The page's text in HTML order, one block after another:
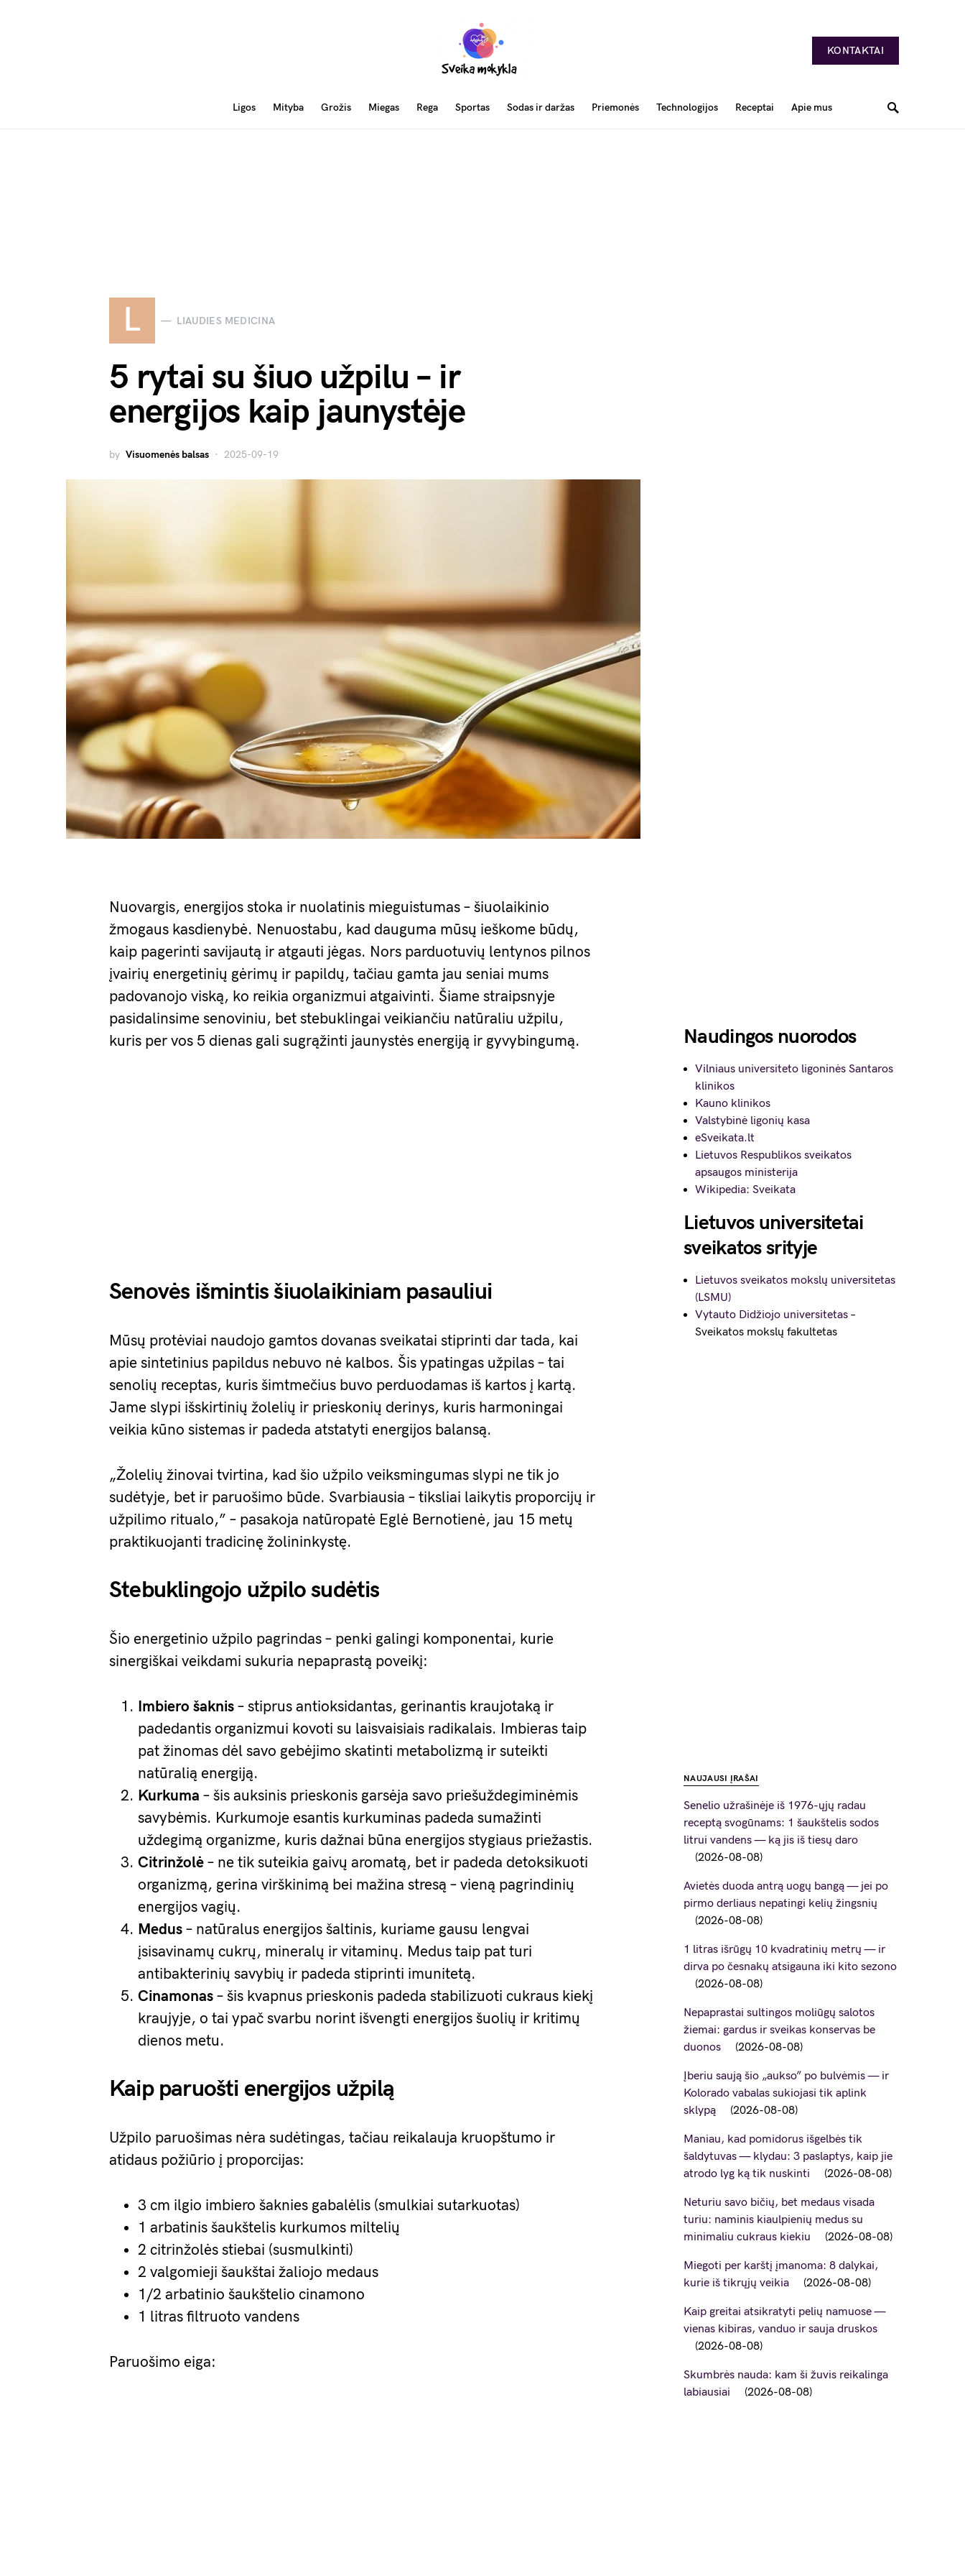
KONTAKTAI
Ligos Mityba Grožis Miegas Rega Sportas Sodas ir daržas Priemonės Technologijos Receptai Apie mus
L LIAUDIES MEDICINA
5 rytai su šiuo užpilu – ir
energijos kaip jaunystėje
by Visuomenės balsas 2025-09-19
Nuovargis, energijos stoka ir nuolatinis mieguistumas – šiuolaikinio
žmogaus kasdienybė. Nenuostabu, kad dauguma mūsų ieškome būdų,
kaip pagerinti savijautą ir atgauti jėgas. Nors parduotuvių lentynos pilnos
įvairių energetinių gėrimų ir papildų, tačiau gamta jau seniai mums
padovanojo viską, ko reikia organizmui atgaivinti. Šiame straipsnyje
pasidalinsime senoviniu, bet stebuklingai veikiančiu natūraliu užpilu,
kuris per vos 5 dienas gali sugrąžinti jaunystės energiją ir gyvybingumą.
Senovės išmintis šiuolaikiniam pasauliui
Mūsų protėviai naudojo gamtos dovanas sveikatai stiprinti dar tada, kai
apie sintetinius papildus nebuvo nė kalbos. Šis ypatingas užpilas – tai
senolių receptas, kuris šimtmečius buvo perduodamas iš kartos į kartą.
Jame slypi išskirtinių žolelių ir prieskonių derinys, kuris harmoningai
veikia kūno sistemas ir padeda atstatyti energijos balansą.
„Žolelių žinovai tvirtina, kad šio užpilo veiksmingumas slypi ne tik jo
sudėtyje, bet ir paruošimo būde. Svarbiausia – tiksliai laikytis proporcijų ir
užpilimo ritualo,” – pasakoja natūropatė Eglė Bernotienė, jau 15 metų
praktikuojanti tradicinę žolininkystę.
Stebuklingojo užpilo sudėtis
Šio energetinio užpilo pagrindas – penki galingi komponentai, kurie
sinergiškai veikdami sukuria nepaprastą poveikį:
Imbiero šaknis – stiprus antioksidantas, gerinantis kraujotaką ir
padedantis organizmui kovoti su laisvaisiais radikalais. Imbieras taip
pat žinomas dėl savo gebėjimo skatinti metabolizmą ir suteikti
natūralią energiją.
Kurkuma – šis auksinis prieskonis garsėja savo priešuždegiminėmis
savybėmis. Kurkumoje esantis kurkuminas padeda sumažinti
uždegimą organizme, kuris dažnai būna energijos stygiaus priežastis.
Citrinžolė – ne tik suteikia gaivų aromatą, bet ir padeda detoksikuoti
organizmą, gerina virškinimą bei mažina stresą – vieną pagrindinių
energijos vagių.
Medus – natūralus energijos šaltinis, kuriame gausu lengvai
įsisavinamų cukrų, mineralų ir vitaminų. Medus taip pat turi
antibakterinių savybių ir padeda stiprinti imunitetą.
Cinamonas – šis kvapnus prieskonis padeda stabilizuoti cukraus kiekį
kraujyje, o tai ypač svarbu norint išvengti energijos šuolių ir kritimų
dienos metu.
Kaip paruošti energijos užpilą
Užpilo paruošimas nėra sudėtingas, tačiau reikalauja kruopštumo ir
atidaus požiūrio į proporcijas:
3 cm ilgio imbiero šaknies gabalėlis (smulkiai sutarkuotas)
1 arbatinis šaukštelis kurkumos miltelių
2 citrinžolės stiebai (susmulkinti)
2 valgomieji šaukštai žaliojo medaus
1/2 arbatinio šaukštelio cinamono
1 litras filtruoto vandens
Paruošimo eiga:
Naudingos nuorodos
Vilniaus universiteto ligoninės Santaros
klinikos
Kauno klinikos
Valstybinė ligonių kasa
eSveikata.lt
Lietuvos Respublikos sveikatos
apsaugos ministerija
Wikipedia: Sveikata
Lietuvos universitetai
sveikatos srityje
Lietuvos sveikatos mokslų universitetas
(LSMU)
Vytauto Didžiojo universitetas –
Sveikatos mokslų fakultetas
NAUJAUSI ĮRAŠAI
Senelio užrašinėje iš 1976-ųjų radau
receptą svogūnams: 1 šaukštelis sodos
litrui vandens — ką jis iš tiesų daro
2026-08-08
Avietės duoda antrą uogų bangą — jei po
pirmo derliaus nepatingi kelių žingsnių
2026-08-08
1 litras išrūgų 10 kvadratinių metrų — ir
dirva po česnakų atsigauna iki kito sezono
2026-08-08
Nepaprastai sultingos moliūgų salotos
žiemai: gardus ir sveikas konservas be
duonos
2026-08-08
Įberiu saują šio „aukso” po bulvėmis — ir
Kolorado vabalas sukiojasi tik aplink
sklypą
2026-08-08
Maniau, kad pomidorus išgelbės tik
šaldytuvas — klydau: 3 paslaptys, kaip jie
atrodo lyg ką tik nuskinti
2026-08-08
Neturiu savo bičių, bet medaus visada
turiu: naminis kiaulpienių medus su
minimaliu cukraus kiekiu
2026-08-08
Miegoti per karštį įmanoma: 8 dalykai,
kurie iš tikrųjų veikia
2026-08-08
Kaip greitai atsikratyti pelių namuose —
vienas kibiras, vanduo ir sauja druskos
2026-08-08
Skumbrės nauda: kam ši žuvis reikalinga
labiausiai
2026-08-08